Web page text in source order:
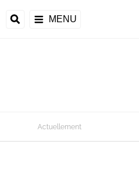
MENU
Actuellement